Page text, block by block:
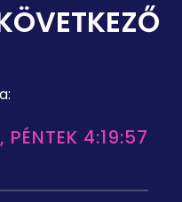
4:19:57